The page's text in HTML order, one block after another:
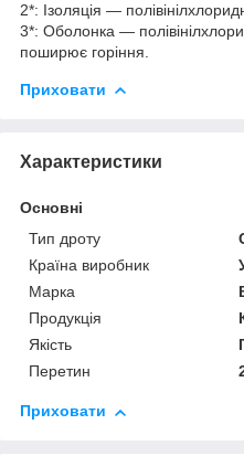
2*: Ізоляція —
3*: Оболонка —
поширює горіння.
Приховати
Характеристики
Основні
Тип дроту
Країна виробник
Марка
Продукція
Якість
Перетин
Приховати